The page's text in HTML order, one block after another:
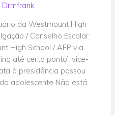
Drmfrank
da Westmount High
/ Conselho Escolar
High School / AFP via
até certo ponto’: vice-
à presidência passou
adolescente Não está